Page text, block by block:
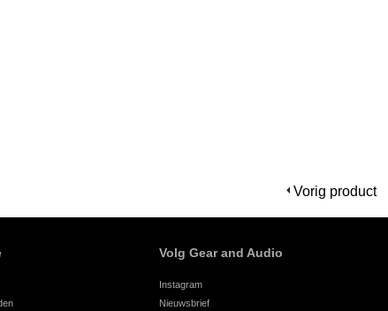
Vorig product
Volg Gear and Audio
Instagram
Nieuwsbrief